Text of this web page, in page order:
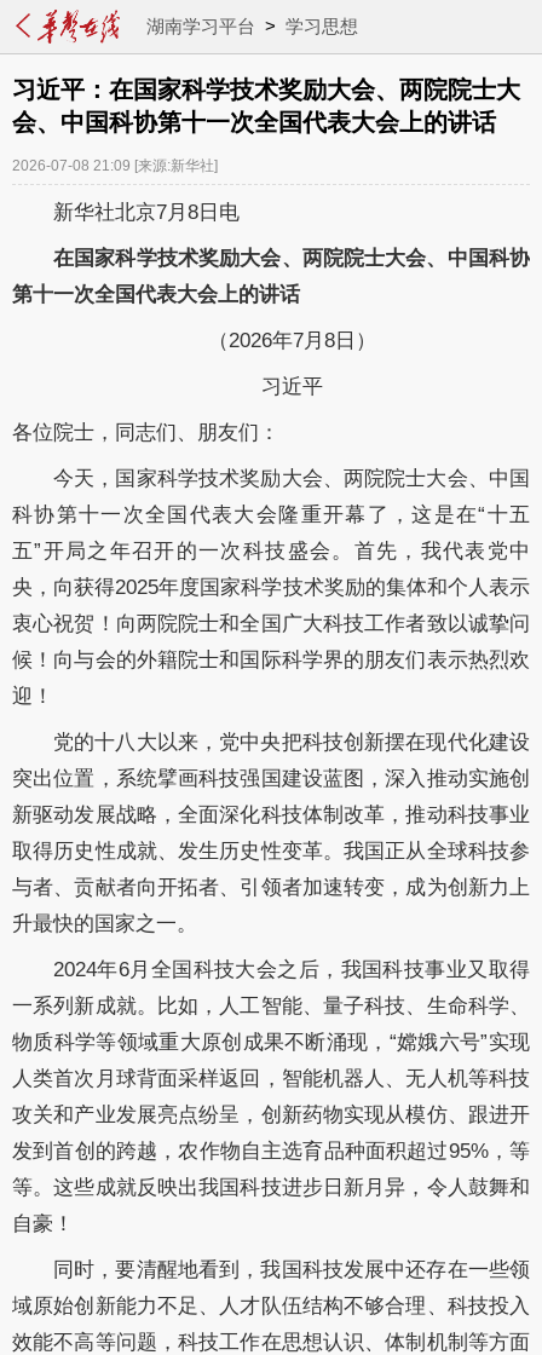
湖南学习平台 > 学习思想
习近平：在国家科学技术奖励大会、两院院士大
会、中国科协第十一次全国代表大会上的讲话
2026-07-08 21:09 [来源:新华社]
新华社北京7月8日电
在国家科学技术奖励大会、两院院士大会、中国科协
第十一次全国代表大会上的讲话
（2026年7月8日）
习近平
各位院士，同志们、朋友们：
今天，国家科学技术奖励大会、两院院士大会、中国
科协第十一次全国代表大会隆重开幕了，这是在“十五
五”开局之年召开的一次科技盛会。首先，我代表党中
央，向获得2025年度国家科学技术奖励的集体和个人表示
衷心祝贺！向两院院士和全国广大科技工作者致以诚挚问
候！向与会的外籍院士和国际科学界的朋友们表示热烈欢
迎！
党的十八大以来，党中央把科技创新摆在现代化建设
突出位置，系统擘画科技强国建设蓝图，深入推动实施创
新驱动发展战略，全面深化科技体制改革，推动科技事业
取得历史性成就、发生历史性变革。我国正从全球科技参
与者、贡献者向开拓者、引领者加速转变，成为创新力上
升最快的国家之一。
2024年6月全国科技大会之后，我国科技事业又取得
一系列新成就。比如，人工智能、量子科技、生命科学、
物质科学等领域重大原创成果不断涌现，“嫦娥六号”实现
人类首次月球背面采样返回，智能机器人、无人机等科技
攻关和产业发展亮点纷呈，创新药物实现从模仿、跟进开
发到首创的跨越，农作物自主选育品种面积超过95%，等
等。这些成就反映出我国科技进步日新月异，令人鼓舞和
自豪！
同时，要清醒地看到，我国科技发展中还存在一些领
域原始创新能力不足、人才队伍结构不够合理、科技投入
效能不高等问题，科技工作在思想认识、体制机制等方面